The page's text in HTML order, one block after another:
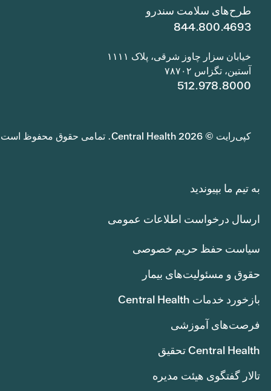
طرح‌های سلامت سندرو
844.800.4693
خیابان سزار چاوز شرقی، پلاک ۱۱۱۱
آستین، تگزاس ۷۸۷۰۲
512.978.8000
کپی‌رایت © 2026 Central Health. تمامی حقوق محفوظ است.
به تیم ما بپیوندید
ارسال درخواست اطلاعات عمومی
سیاست حفظ حریم خصوصی
حقوق و مسئولیت‌های بیمار
بازخورد خدمات Central Health
فرصت‌های آموزشی
Central Health تحقیق
تالار گفتگوی هیئت مدیره